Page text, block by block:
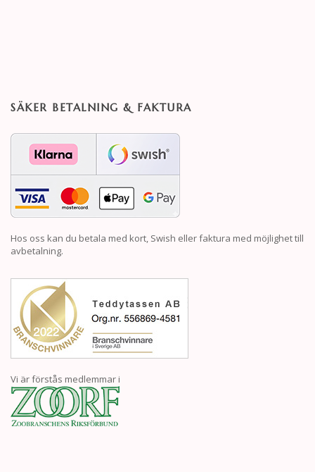
SÄKER BETALNING & FAKTURA
Hos oss kan du betala med kort, Swish eller faktura med möjlighet till
avbetalning.
Vi är förstås medlemmar i